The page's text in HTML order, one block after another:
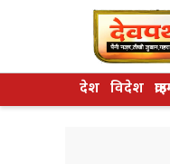
देश विदेश